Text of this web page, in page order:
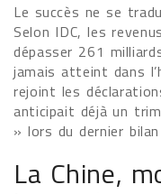
Le succès ne se
Selon IDC, les
dépasser 261
jamais atteint dans
rejoint les
anticipait déjà un
» lors du dernier
La Chine,